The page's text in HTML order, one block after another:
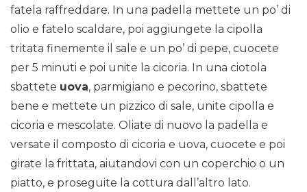
fatela raffreddare. In una padella mettete un po’ di
olio e fatelo scaldare, poi aggiungete la cipolla
tritata finemente il sale e un po’ di pepe, cuocete
per 5 minuti e poi unite la cicoria. In una ciotola
sbattete uova, parmigiano e pecorino, sbattete
bene e mettete un pizzico di sale, unite cipolla e
cicoria e mescolate. Oliate di nuovo la padella e
versate il composto di cicoria e uova, cuocete e poi
girate la frittata, aiutandovi con un coperchio o un
piatto, e proseguite la cottura dall’altro lato.